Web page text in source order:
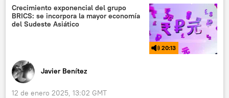
Nigeria
📰 Ampliación de los BRICS
XVI Cumbre de los BRICS en Rusia (2024)
Crecimiento exponencial del grupo
BRICS: se incorpora la mayor economía
del Sudeste Asiático
20:13
Javier Benítez
12 de enero 2025, 13:02 GMT